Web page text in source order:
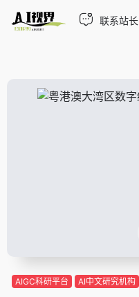
联系站长
AIGC科研平台 AI中文研究机构